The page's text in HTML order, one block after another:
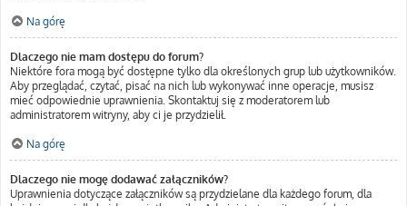
Na górę
Dlaczego nie mam dostępu do forum?
Niektóre fora mogą być dostępne tylko dla określonych grup lub użytkowników.
Aby przeglądać, czytać, pisać na nich lub wykonywać inne operacje, musisz
mieć odpowiednie uprawnienia. Skontaktuj się z moderatorem lub
administratorem witryny, aby ci je przydzielił.
Na górę
Dlaczego nie mogę dodawać załączników?
Uprawnienia dotyczące załączników są przydzielane dla każdego forum, dla